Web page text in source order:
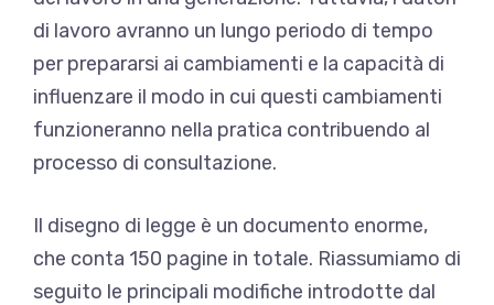
di lavoro avranno un lungo periodo di tempo
per prepararsi ai cambiamenti e la capacità di
influenzare il modo in cui questi cambiamenti
funzioneranno nella pratica contribuendo al
processo di consultazione.
Il disegno di legge è un documento enorme,
che conta 150 pagine in totale. Riassumiamo di
seguito le principali modifiche introdotte dal